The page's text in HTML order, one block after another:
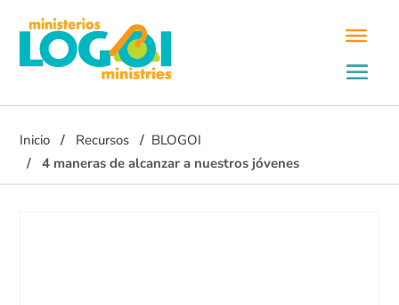
Inicio Recursos
BLOGOI
4 maneras de alcanzar a nuestros jóvenes